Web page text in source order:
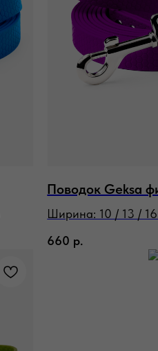
Поводок Geksa
Ширина: 10 / 13 /
660 р.